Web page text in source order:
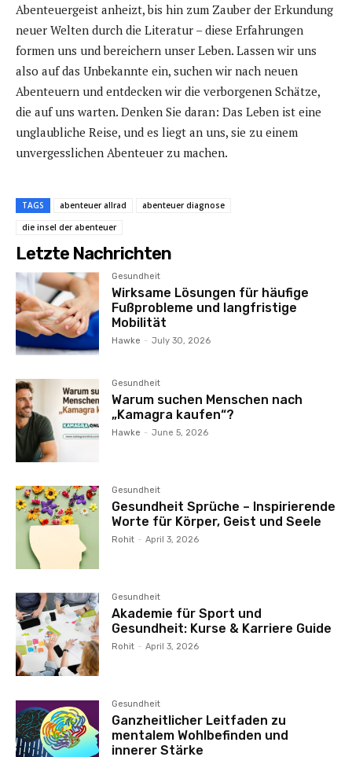
Abenteuergeist anheizt, bis hin zum Zauber der Erkundung
neuer Welten durch die Literatur – diese Erfahrungen
formen uns und bereichern unser Leben. Lassen wir uns
also auf das Unbekannte ein, suchen wir nach neuen
Abenteuern und entdecken wir die verborgenen Schätze,
die auf uns warten. Denken Sie daran: Das Leben ist eine
unglaubliche Reise, und es liegt an uns, sie zu einem
unvergesslichen Abenteuer zu machen.
TAGS abenteuer allrad
abenteuer diagnose
die insel der abenteuer
Letzte Nachrichten
Gesundheit
Wirksame Lösungen für häufige
Fußprobleme und langfristige
Mobilität
Hawke - July 30, 2026
Gesundheit
Warum suchen Menschen nach
„Kamagra kaufen“?
Hawke - June 5, 2026
Gesundheit
Gesundheit Sprüche – Inspirierende
Worte für Körper, Geist und Seele
Rohit - April 3, 2026
Gesundheit
Akademie für Sport und
Gesundheit: Kurse & Karriere Guide
Rohit - April 3, 2026
Gesundheit
Ganzheitlicher Leitfaden zu
mentalem Wohlbefinden und
innerer Stärke